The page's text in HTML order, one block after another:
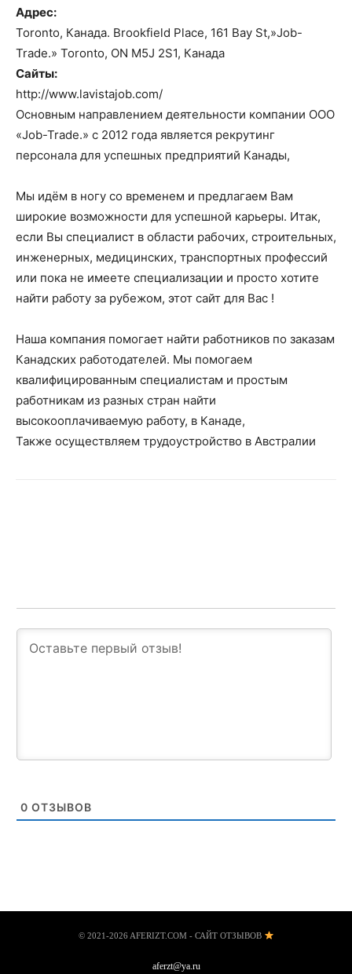
Адрес:
Toronto, Канада. Brookfield Place, 161 Bay St,»Job-
Trade.» Toronto, ON M5J 2S1, Канада
Сайты:
http://www.lavistajob.com/
Основным направлением деятельности компании OOO
«Job-Trade.» с 2012 года является рекрутинг
персонала для успешных предприятий Канады,
Мы идём в ногу со временем и предлагаем Вам
широкие возможности для успешной карьеры. Итак,
если Вы специалист в области рабочих, строительных,
инженерных, медицинских, транспортных профессий
или пока не имеете специализации и просто хотите
найти работу за рубежом, этот сайт для Вас !
Наша компания помогает найти работников по заказам
Канадских работодателей. Мы помогаем
квалифицированным специалистам и простым
работникам из разных стран найти
высокооплачиваемую работу, в Канаде,
Также осуществляем трудоустройство в Австралии
0 ОТЗЫВОВ
© 2021-2026 AFERIZT.COM - САЙТ ОТЗЫВОВ
aferzt@ya.ru